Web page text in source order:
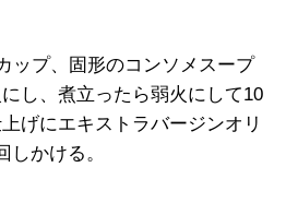
ップ、固形のコンソメスープ
し、煮立ったら弱火にして10
げにエキストラバージンオリ
しかける。